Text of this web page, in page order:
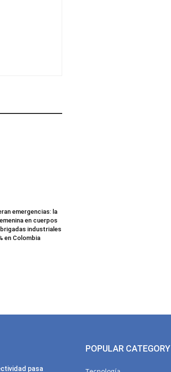
emergencias: la
en cuerpos
industriales
en Colombia
pasa
POPULAR CATEGORY